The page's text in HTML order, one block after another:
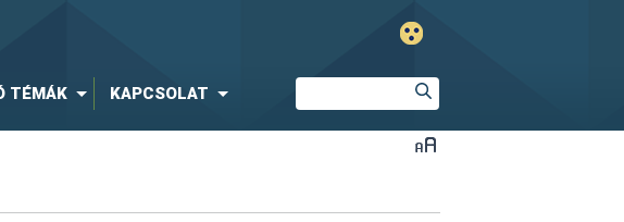
TÉMÁK KAPCSOLAT